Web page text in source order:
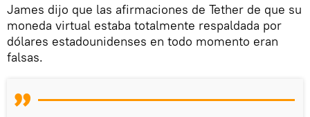
James dijo que las afirmaciones de Tether de que su
moneda virtual estaba totalmente respaldada por
dólares estadounidenses en todo momento eran
falsas.